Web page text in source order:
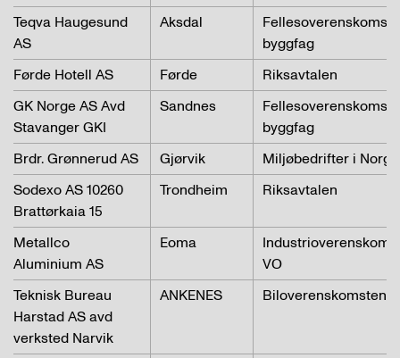
Teqva Haugesund
AS
Aksdal
byggfag
Førde Hotell AS
Førde
Riksavtalen
GK Norge AS Avd
Stavanger GKI
Sandnes
byggfag
Brdr. Grønnerud AS
Gjørvik
Miljøbedrifter i Norge
Sodexo AS 10260
Brattørkaia 15
Trondheim Riksavtalen
Metallco
Aluminium AS
Eoma
VO
Teknisk Bureau
Harstad AS avd
verksted Narvik
ANKENES Biloverenskomsten